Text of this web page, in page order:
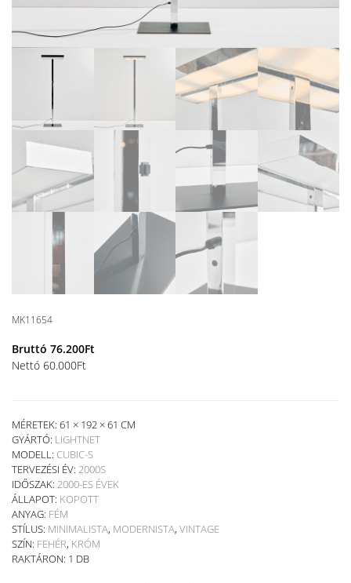
MK11654
Bruttó 76.200Ft
Nettó 60.000Ft
MÉRETEK: 61 × 192 × 61 CM
GYÁRTÓ: LIGHTNET
MODELL: CUBIC-S
TERVEZÉSI ÉV: 2000S
IDŐSZAK: 2000-ES ÉVEK
ÁLLAPOT: KOPOTT
ANYAG: FÉM
STÍLUS: MINIMALISTA, MODERNISTA, VINTAGE
SZÍN: FEHÉR, KRÓM
RAKTÁRON: 1 DB